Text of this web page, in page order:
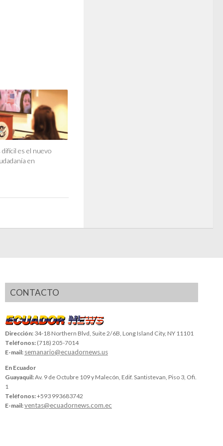
es el nuevo
en
CONTACTO
Dirección: 34-18 Northern Blvd, Suite 2/6B, Long Island City, NY 11101
Teléfonos: (718) 205-7014
E-mail: semanario@ecuadornews.us
En Ecuador
Guayaquil:Av. 9 de Octubre 109 y Malecón, Edif. Santistevan, Piso 3, Ofi.
1
Teléfonos:+593 993683742
E-mail:ventas@ecuadornews.com.ec